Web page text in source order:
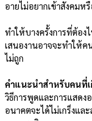
อายไม่อยากเข้าสังคมห
ทำให้บางครั้งการที่ต้อง
เสนองานอาจจะทำให้
ไม่ถูก
คำแนะนำสำหรับคนที่
วิธีการพูดและการแสด
อนาคตจะได้ไม่เกร็งแล